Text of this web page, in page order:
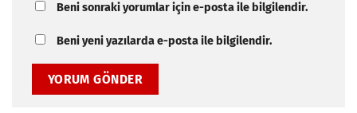
Beni sonraki yorumlar için e-posta ile bilgilendir.
Beni yeni yazılarda e-posta ile bilgilendir.